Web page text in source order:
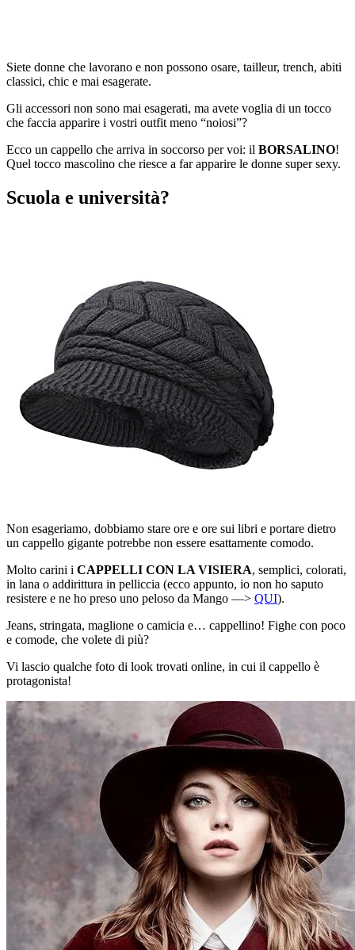
Siete donne che lavorano e non possono osare, tailleur, trench, abiti
classici, chic e mai esagerate.
Gli accessori non sono mai esagerati, ma avete voglia di un tocco
che faccia apparire i vostri outfit meno “noiosi”?
Ecco un cappello che arriva in soccorso per voi: il BORSALINO!
Quel tocco mascolino che riesce a far apparire le donne super sexy.
Scuola e università?
Non esageriamo, dobbiamo stare ore e ore sui libri e portare dietro
un cappello gigante potrebbe non essere esattamente comodo.
Molto carini i CAPPELLI CON LA VISIERA, semplici, colorati,
in lana o addirittura in pelliccia (ecco appunto, io non ho saputo
resistere e ne ho preso uno peloso da Mango —> QUI).
Jeans, stringata, maglione o camicia e… cappellino! Fighe con poco
e comode, che volete di più?
Vi lascio qualche foto di look trovati online, in cui il cappello è
protagonista!